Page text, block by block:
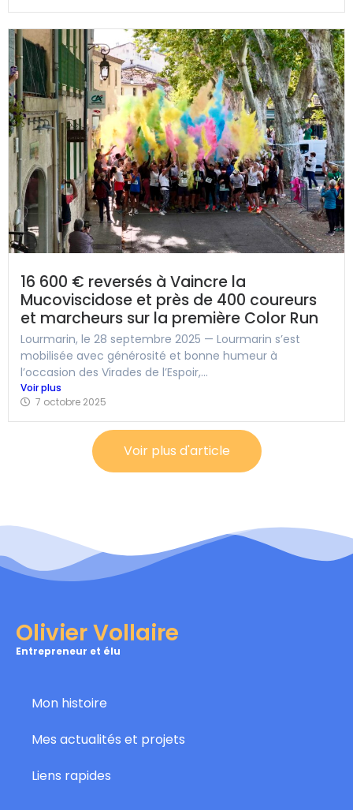
16 600 € reversés à Vaincre la
Mucoviscidose et près de 400 coureurs
et marcheurs sur la première Color Run
Lourmarin, le 28 septembre 2025 — Lourmarin s’est
mobilisée avec générosité et bonne humeur à
l’occasion des Virades de l’Espoir,...
Voir plus
7 octobre 2025
Voir plus d'article
Olivier Vollaire
Entrepreneur et élu
Mon histoire
Mes actualités et projets
Liens rapides